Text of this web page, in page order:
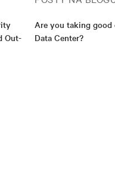
Out-
Are you taking good
Data Center?